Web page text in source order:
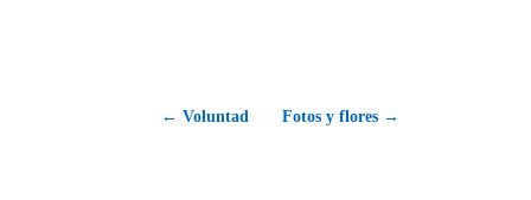
← Voluntad Fotos y flores →